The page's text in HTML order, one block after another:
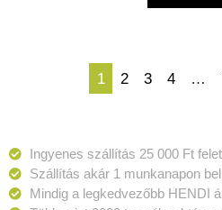
1 2 3 4 …
Ingyenes szállítás 25 000 Ft
Szállítás akár 1 munkanapon
Mindig a legkedvezőbb HENDI